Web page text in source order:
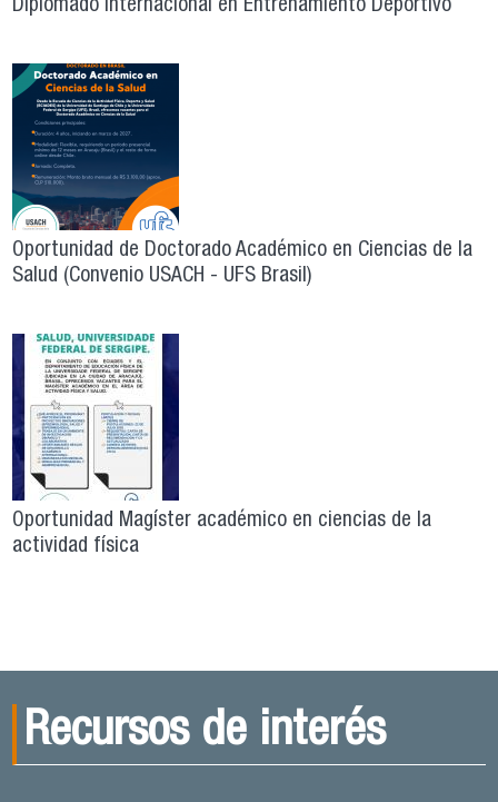
Diplomado Internacional en Entrenamiento Deportivo
Oportunidad de Doctorado Académico en Ciencias de la
Salud (Convenio USACH - UFS Brasil)
Oportunidad Magíster académico en ciencias de la
actividad física
Recursos de interés